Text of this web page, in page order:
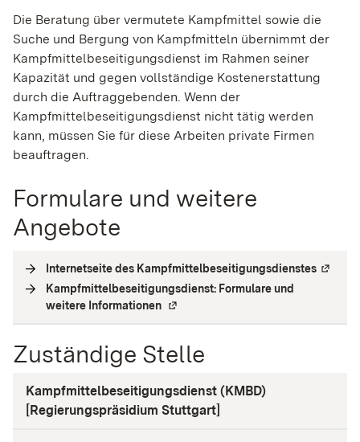
Die Beratung über vermutete Kampfmittel sowie die
Suche und Bergung von Kampfmitteln übernimmt der
Kampfmittelbeseitigungsdienst im Rahmen seiner
Kapazität und gegen vollständige Kostenerstattung
durch die Auftraggebenden. Wenn der
Kampfmittelbeseitigungsdienst nicht tätig werden
kann, müssen Sie für diese Arbeiten private Firmen
beauftragen.
Formulare und weitere
Angebote
Internetseite des Kampfmittelbeseitigungsdienstes
Kampfmittelbeseitigungsdienst: Formulare und
weitere Informationen Externe Verlinkung
Zuständige Stelle
Kampfmittelbeseitigungsdienst (KMBD)
[Regierungspräsidium Stuttgart]